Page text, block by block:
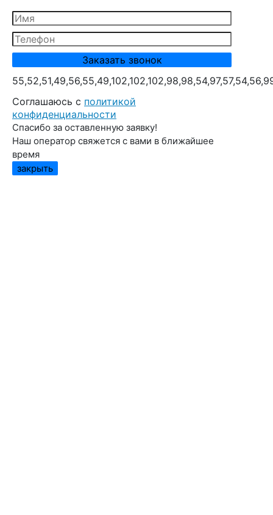
Cоглашаюсь с политикой
конфиденциальности
Спасибо за оставленную заявку!
Наш оператор свяжется с вами в ближайшее
время
закрыть